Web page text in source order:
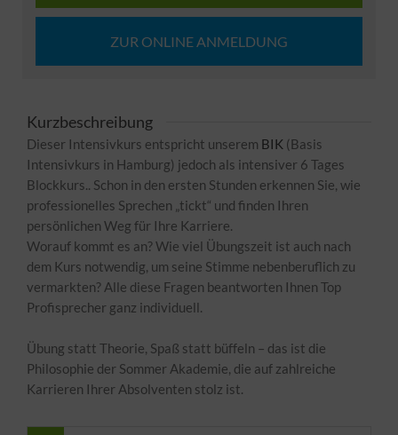
ZUR ONLINE ANMELDUNG
Kurzbeschreibung
Dieser Intensivkurs entspricht unserem BIK (Basis
Intensivkurs in Hamburg) jedoch als intensiver 6 Tages
Blockkurs.. Schon in den ersten Stunden erkennen Sie, wie
professionelles Sprechen „tickt“ und finden Ihren
persönlichen Weg für Ihre Karriere.
Worauf kommt es an? Wie viel Übungszeit ist auch nach
dem Kurs notwendig, um seine Stimme nebenberuflich zu
vermarkten? Alle diese Fragen beantworten Ihnen Top
Profisprecher ganz individuell.
Übung statt Theorie, Spaß statt büffeln – das ist die
Philosophie der Sommer Akademie, die auf zahlreiche
Karrieren Ihrer Absolventen stolz ist.